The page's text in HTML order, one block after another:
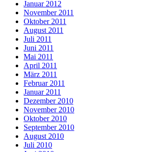
Januar 2012
November 2011
Oktober 2011
August 2011
Juli 2011
Juni 2011
Mai 2011
April 2011
März 2011
Februar 2011
Januar 2011
Dezember 2010
November 2010
Oktober 2010
September 2010
August 2010
Juli 2010